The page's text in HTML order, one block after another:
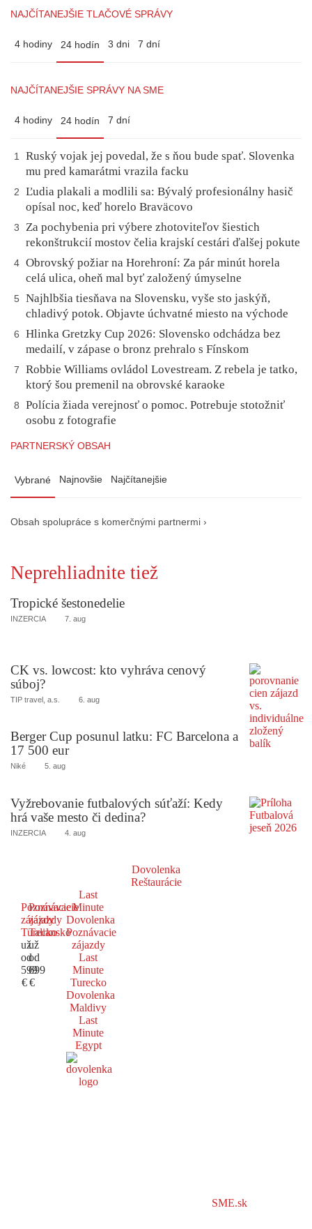
NAJČÍTANEJŠIE TLAČOVÉ SPRÁVY
4 hodiny 24 hodín 3 dni 7 dní
NAJČÍTANEJŠIE SPRÁVY NA SME
4 hodiny 24 hodín 7 dní
1
Ruský vojak jej povedal, že s ňou bude spať. Slovenka
mu pred kamarátmi vrazila facku
2
Ľudia plakali a modlili sa: Bývalý profesionálny hasič
opísal noc, keď horelo Braväcovo
3
Za pochybenia pri výbere zhotoviteľov šiestich
rekonštrukcií mostov čelia krajskí cestári ďalšej pokute
4 Obrovský požiar na Horehroní: Za pár minút horela
celá ulica, oheň mal byť založený úmyselne
5
Najhlbšia tiesňava na Slovensku, vyše sto jaskýň,
chladivý potok. Objavte úchvatné miesto na východe
6
Hlinka Gretzky Cup 2026: Slovensko odchádza bez
medailí, v zápase o bronz prehralo s Fínskom
7
Robbie Williams ovládol Lovestream. Z rebela je tatko,
ktorý šou premenil na obrovské karaoke
8
Polícia žiada verejnosť o pomoc. Potrebuje stotožniť
osobu z fotografie
PARTNERSKÝ OBSAH
Vybrané Najnovšie Najčítanejšie
Obsah spolupráce s komerčnými partnermi ›
Neprehliadnite tiež
Tropické šestonedelie
INZERCIA 7. aug
CK vs. lowcost: kto vyhráva cenový
súboj?
TIP travel, a.s. 6. aug
Berger Cup posunul latku: FC Barcelona a
17 500 eur
Niké 5. aug
Vyžrebovanie futbalových súťaží: Kedy
hrá vaše mesto či dedina?
INZERCIA 4. aug
Dovolenka
Reštaurácie
Poznávacie
zájazdy
Turecko
už
od
599
€
Poznávacie
zájazdy
Taliansko
už
od
699
€
Last
Minute
Dovolenka
Poznávacie
zájazdy
Last
Minute
Turecko
Dovolenka
Maldivy
Last
Minute
Egypt
SME.sk